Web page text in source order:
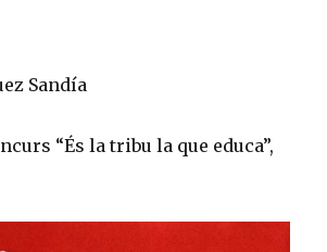
Sandía
“És la tribu la que educa”,